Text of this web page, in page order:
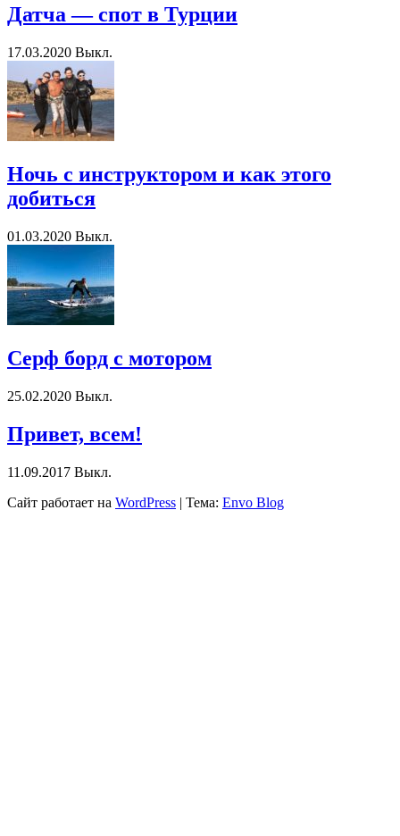
Датча — спот в Турции
17.03.2020 Выкл.
Ночь с инструктором и как этого
добиться
01.03.2020 Выкл.
Серф борд с мотором
25.02.2020 Выкл.
Привет, всем!
11.09.2017 Выкл.
Сайт работает на WordPress | Тема: Envo Blog